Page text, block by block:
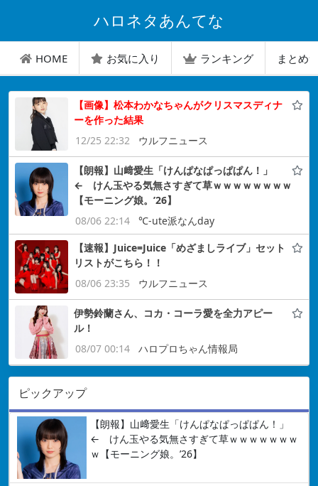
ハロネタあんてな
HOME お気に入り ランキング まとめ
【画像】松本わかなちゃんがクリスマスディナ
ーを作った結果
12/25 22:32
ウルフニュース
【朗報】山﨑愛生「けんぱなぱっぱぱん！」
← けん玉やる気無さすぎて草ｗｗｗｗｗｗｗｗ
【モーニング娘。’26】
08/06 22:14
℃-ute派なんday
【速報】Juice=Juice「めざましライブ」セット
リストがこちら！！
08/06 23:35
ウルフニュース
伊勢鈴蘭さん、コカ・コーラ愛を全力アピー
ル！
08/07 00:14
ハロプロちゃん情報局
ピックアップ
【朗報】山﨑愛生「けんぱなぱっぱぱん！」
← けん玉やる気無さすぎて草ｗｗｗｗｗｗｗ
ｗ【モーニング娘。’26】